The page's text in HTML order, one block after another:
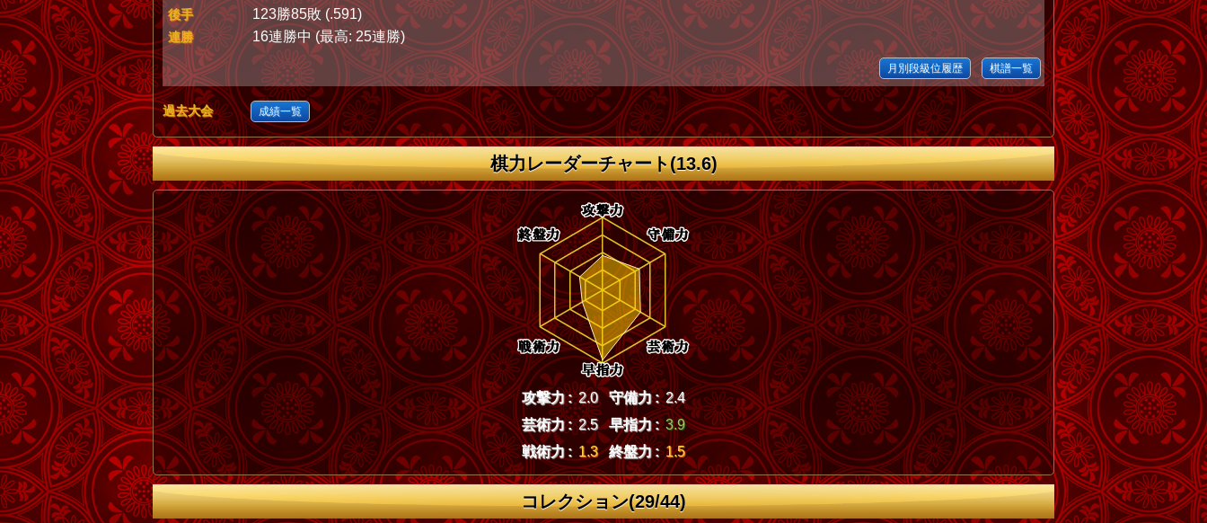
後手 123勝85敗 (.591)
連勝 16連勝中 (最高: 25連勝)
月別段級位履歴 棋譜一覧
過去大会 成績一覧
棋力レーダーチャート(13.6)
攻撃力 : 2.0 守備力 : 2.4
芸術力 : 2.5 早指力 : 3.9
戦術力 : 1.3 終盤力 : 1.5
コレクション(29/44)